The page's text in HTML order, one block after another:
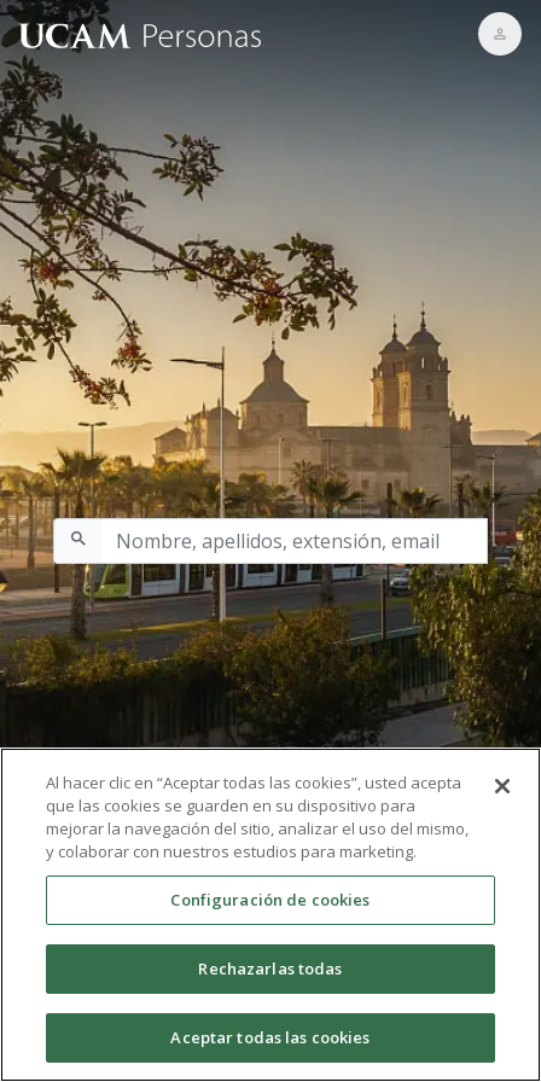
Al hacer clic en “Aceptar todas las cookies”, usted acepta
que las cookies se guarden en su dispositivo para
mejorar la navegación del sitio, analizar el uso del mismo,
y colaborar con nuestros estudios para marketing.
Configuración de cookies
Rechazarlas todas
Aceptar todas las cookies